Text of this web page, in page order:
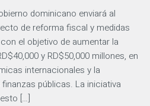
dominicano enviará al
de reforma fiscal y medidas
el objetivo de aumentar la
y RD$50,000 millones, en
internacionales y la
públicas. La iniciativa
[…]